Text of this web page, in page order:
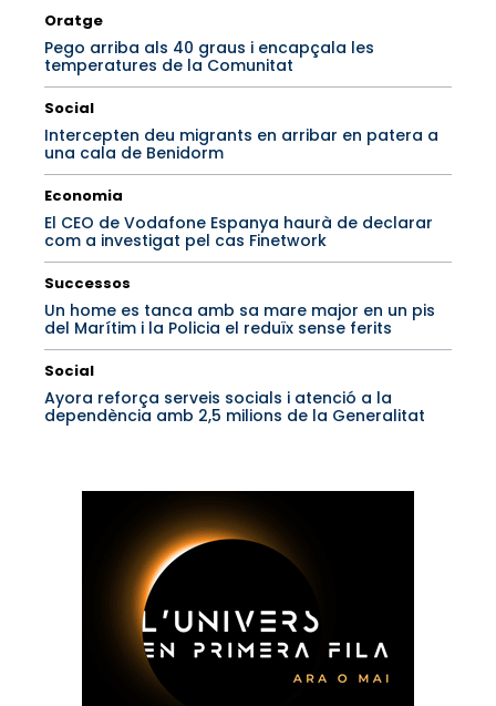
Oratge
Pego arriba als 40 graus i encapçala les
temperatures de la Comunitat
Social
Intercepten deu migrants en arribar en patera a
una cala de Benidorm
Economia
El CEO de Vodafone Espanya haurà de declarar
com a investigat pel cas Finetwork
Successos
Un home es tanca amb sa mare major en un pis
del Marítim i la Policia el reduïx sense ferits
Social
Ayora reforça serveis socials i atenció a la
dependència amb 2,5 milions de la Generalitat